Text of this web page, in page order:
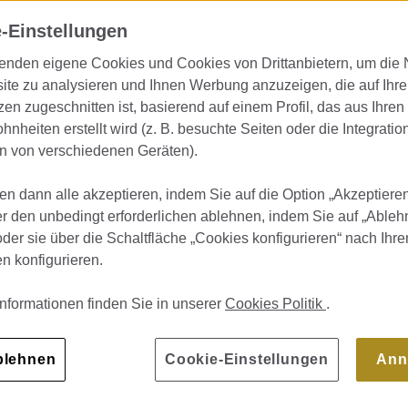
und Heimat aller großen
Luxusmarken. Übernachten Sie auf
die auch einige der
Meisterwerke von Antoni
Einstellungen
eigene Cookies und Cookies von Drittanbietern, um die
zu analysieren und Ihnen Werbung anzuzeigen, die auf Ihre
zugeschnitten ist, basierend auf einem Profil, das aus Ihren
erstellt wird (z. B. besuchte Seiten oder die
von verschiedenen Geräten).
dann alle akzeptieren, indem Sie auf die Option
den unbedingt erforderlichen ablehnen, indem Sie auf
sie über die Schaltfläche „Cookies konfigurieren“ nach
konfigurieren.
finden Sie in unserer Cookies Politik .
Cookie-Einstellungen